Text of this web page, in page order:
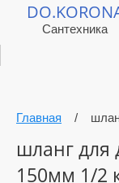
Сантехника
Главная /
шланг
150мм 1/2